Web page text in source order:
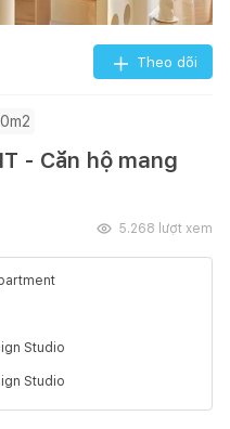
Theo dõi
- Căn hộ mang
5.268 lượt xem
Studio
Studio